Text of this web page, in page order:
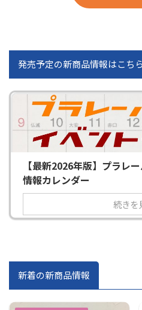
発売予定の新商品情報はこちら
【最新2026年版】プラレ
情報カレンダー
続きを
新着の新商品情報